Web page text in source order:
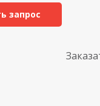
запрос